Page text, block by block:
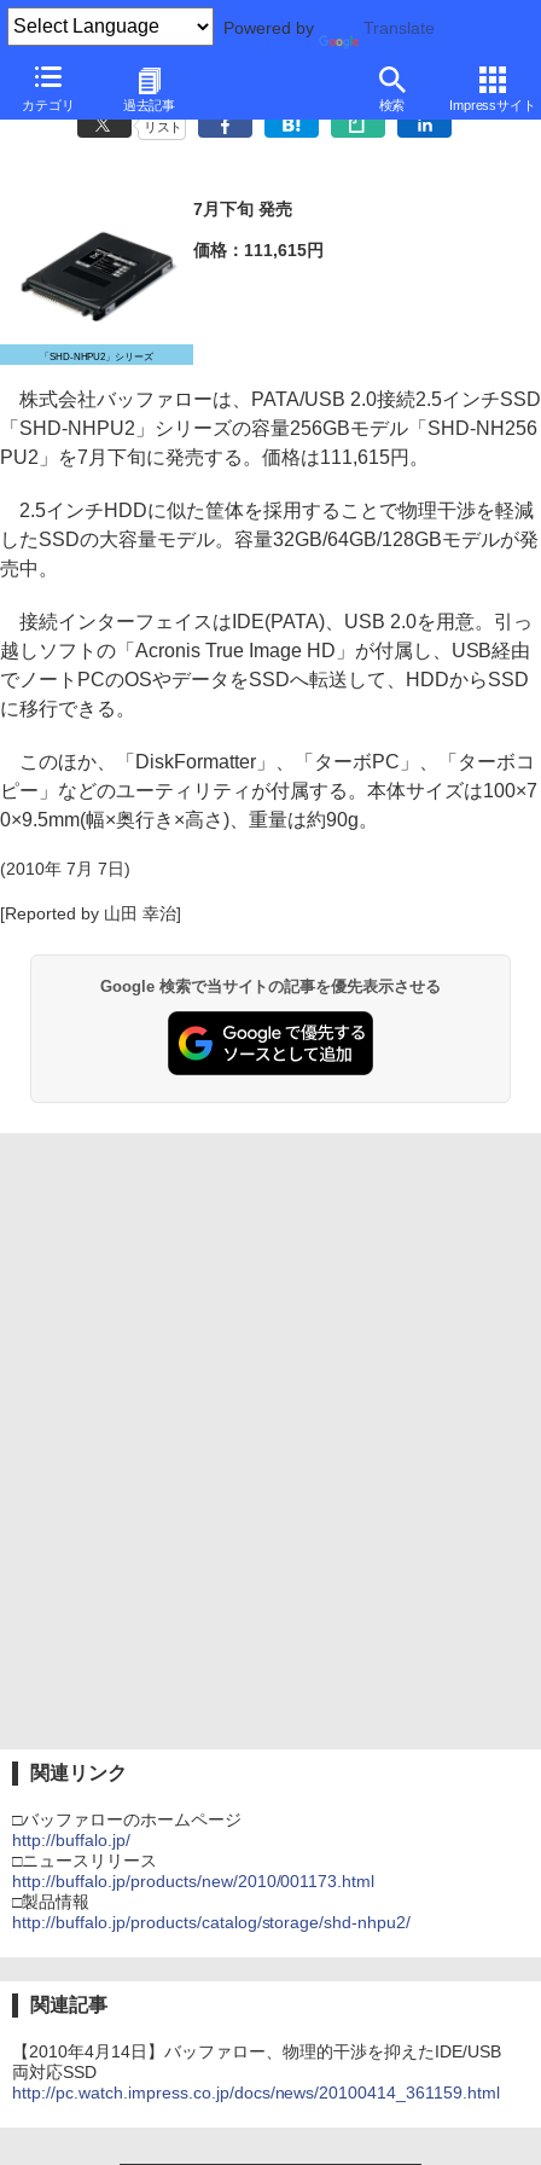
Powered by Translate
カテゴリ 過去記事 検索 Impressサイト
バッファロー、PATA/USB両対応SSDの256GBモデル
リスト
「SHD-NHPU2」シリーズ
7月下旬 発売
価格：111,615円
株式会社バッファローは、PATA/USB 2.0接続2.5インチSSD
「SHD-NHPU2」シリーズの容量256GBモデル「SHD-NH256
PU2」を7月下旬に発売する。価格は111,615円。
2.5インチHDDに似た筐体を採用することで物理干渉を軽減
したSSDの大容量モデル。容量32GB/64GB/128GBモデルが発
売中。
接続インターフェイスはIDE(PATA)、USB 2.0を用意。引っ
越しソフトの「Acronis True Image HD」が付属し、USB経由
でノートPCのOSやデータをSSDへ転送して、HDDからSSD
に移行できる。
このほか、「DiskFormatter」、「ターボPC」、「ターボコ
ピー」などのユーティリティが付属する。本体サイズは100×7
0×9.5mm(幅×奥行き×高さ)、重量は約90g。
(2010年 7月 7日)
[Reported by 山田 幸治]
Google 検索で当サイトの記事を優先表示させる
関連リンク
□バッファローのホームページ
http://buffalo.jp/
□ニュースリリース
http://buffalo.jp/products/new/2010/001173.html
□製品情報
http://buffalo.jp/products/catalog/storage/shd-nhpu2/
関連記事
【2010年4月14日】バッファロー、物理的干渉を抑えたIDE/USB
両対応SSD
http://pc.watch.impress.co.jp/docs/news/20100414_361159.html